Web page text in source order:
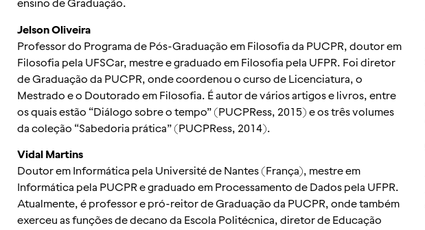
ensino de Graduação.
Jelson Oliveira
Professor do Programa de Pós-Graduação em Filosofia da PUCPR, doutor em
Filosofia pela UFSCar, mestre e graduado em Filosofia pela UFPR. Foi diretor
de Graduação da PUCPR, onde coordenou o curso de Licenciatura, o
Mestrado e o Doutorado em Filosofia. É autor de vários artigos e livros, entre
os quais estão “Diálogo sobre o tempo” (PUCPRess, 2015) e os três volumes
da coleção “Sabedoria prática” (PUCPRess, 2014).
Vidal Martins
Doutor em Informática pela Université de Nantes (França), mestre em
Informática pela PUCPR e graduado em Processamento de Dados pela UFPR.
Atualmente, é professor e pró-reitor de Graduação da PUCPR, onde também
exerceu as funções de decano da Escola Politécnica, diretor de Educação